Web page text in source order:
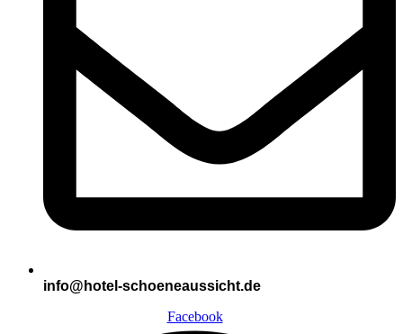
info@hotel-schoeneaussicht.de
Facebook